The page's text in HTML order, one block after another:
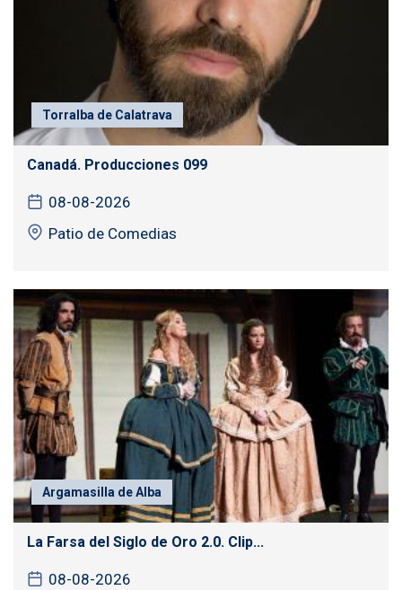
Torralba de Calatrava
Canadá. Producciones 099
08-08-2026
Patio de Comedias
Argamasilla de Alba
La Farsa del Siglo de Oro 2.0. Clip...
08-08-2026